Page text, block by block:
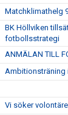
Matchklimathelg
BK Höllviken
fotbollsstrategi
ANMÄLAN TILL
Ambitionsträning
Vi söker